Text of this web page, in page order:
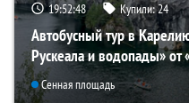
19:52:47 Купили:24
Автобусный тур в
Рускеала и водопады» от
Сенная площадь